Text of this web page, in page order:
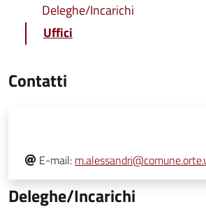
Deleghe/Incarichi
Uffici
Contatti
E-mail:
Deleghe/Incarichi